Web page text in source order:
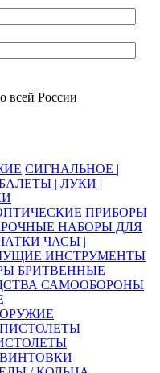
всей России
СИГНАЛЬНОЕ |
| ЛУКИ |
ПРИБОРЫ
НАБОРЫ ДЛЯ
ЧАСЫ |
ИНСТРУМЕНТЫ
БРИТВЕННЫЕ
САМООБОРОНЫ